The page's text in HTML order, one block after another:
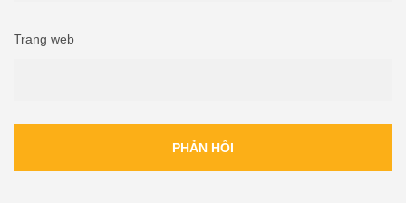
Trang web